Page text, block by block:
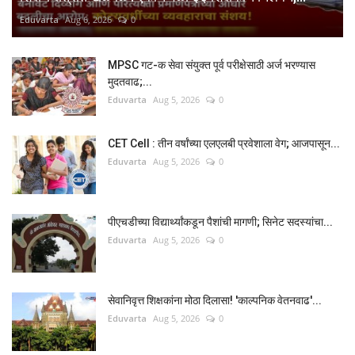
Eduvarta Aug 6, 2026 0
MPSC गट-क सेवा संयुक्त पूर्व परीक्षेसाठी अर्ज भरण्यास
मुदतवाढ;...
Eduvarta Aug 5, 2026 0
CET Cell : तीन वर्षांच्या एलएलबी प्रवेशाला वेग; आजपासून...
Eduvarta Aug 5, 2026 0
पीएचडीच्या विद्यार्थ्यांकडून पैशांची मागणी; सिनेट सदस्यांचा...
Eduvarta Aug 5, 2026 0
सेवानिवृत्त शिक्षकांना मोठा दिलासा! 'काल्पनिक वेतनवाढ'...
Eduvarta Aug 5, 2026 0